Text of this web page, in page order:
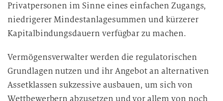
Privatpersonen im Sinne eines einfachen Zugangs,
niedrigerer Mindestanlagesummen und kürzerer
Kapitalbindungsdauern verfügbar zu machen.
Vermögensverwalter werden die regulatorischen
Grundlagen nutzen und ihr Angebot an alternativen
Assetklassen sukzessive ausbauen, um sich von
Wettbewerbern abzusetzen und vor allem von noch